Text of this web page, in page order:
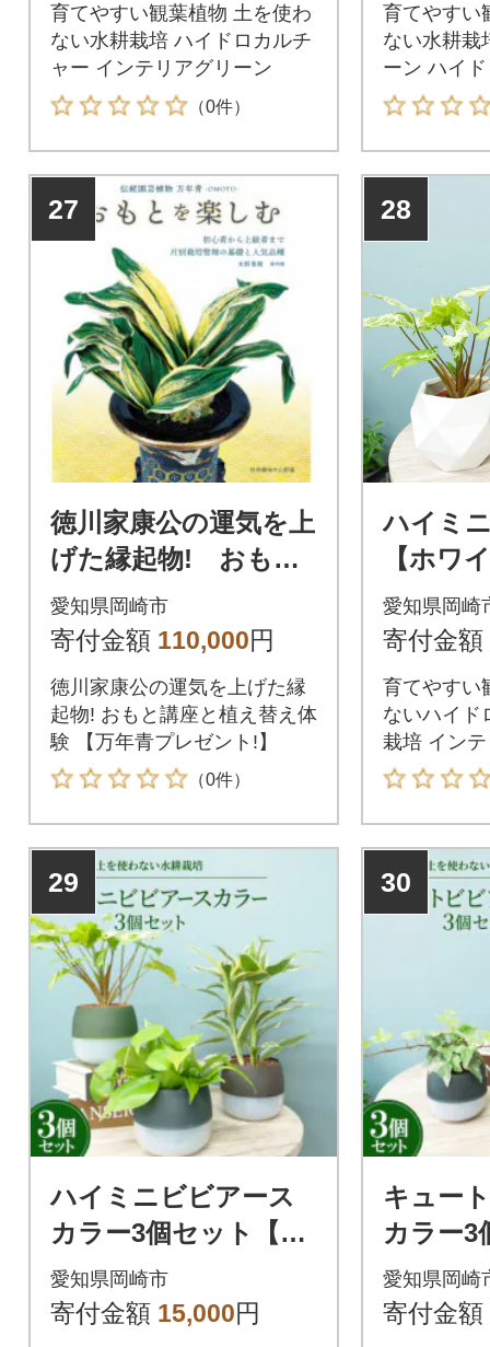
育てやすい観葉植物 土を使わ
ない水耕栽培 ハイドロカルチ
ャー インテリアグリーン
（0件）
育てやすい
ない水耕栽
ーン ハイ
27
徳川家康公の運気を上
げた縁起物! おもと
講座と植え替え体験
【万年青プレゼン
愛知県岡崎市
寄付金額 110,000円
徳川家康公の運気を上げた縁
起物! おもと講座と植え替え体
験 【万年青プレゼント!】
（0件）
28
ハイミ
【ホワ
ト&栄
メ観葉
愛知県岡崎
寄付金額
育てやすい
ないハイド
栽培 イン
29
ハイミニビビアース
カラー3個セット【オ
ススメの観葉植物で
お届け】
愛知県岡崎市
寄付金額 15,000円
30
キュー
カラー3
ススメ
お届け】
愛知県岡崎
寄付金額